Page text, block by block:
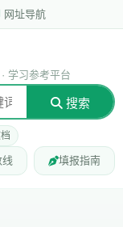
网址导航
学习参考平台
搜索
填报指南